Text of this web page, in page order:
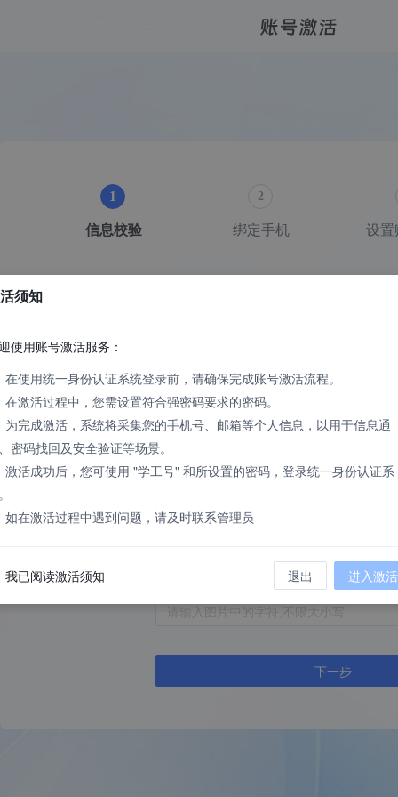
账号激活
1
信息校验
2
绑定手机 设置
证件
居民身份证
下一步
须知
使用账号激活服务：
在使用统一身份认证系统登录前，请确保完成账号激活流程。
在激活过程中，您需设置符合强密码要求的密码。
为完成激活，系统将采集您的手机号、邮箱等个人信息，以用于信息通
密码找回及安全验证等场景。
激活成功后，您可使用 "学工号" 和所设置的密码，登录统一身份认证系
如在激活过程中遇到问题，请及时联系管理员
我已阅读激活须知 退出 进入激活